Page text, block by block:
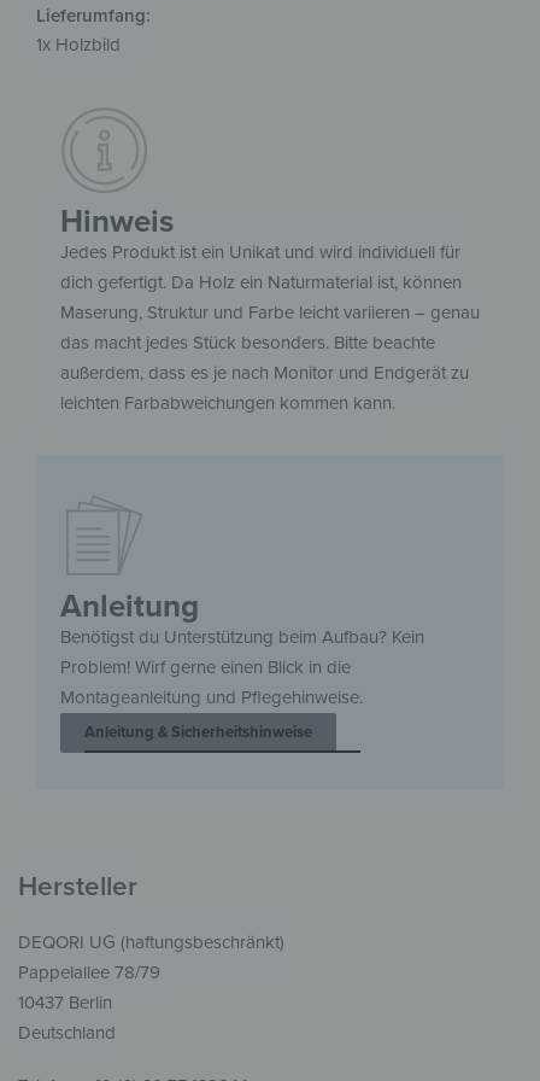
Lieferumfang:
1x Holzbild
Anleitung
Benötigst du Unterstützung beim Aufbau? Kein
Problem! Wirf gerne einen Blick in die
Montageanleitung und Pflegehinweise.
Anleitung & Sicherheitshinweise
Hinweis
Jedes Produkt ist ein Unikat und wird individuell für
dich gefertigt. Da Holz ein Naturmaterial ist, können
Maserung, Struktur und Farbe leicht variieren – genau
das macht jedes Stück besonders. Bitte beachte
außerdem, dass es je nach Monitor und Endgerät zu
leichten Farbabweichungen kommen kann.
Hersteller
DEQORI UG (haftungsbeschränkt)
Pappelallee 78/79
10437 Berlin
Deutschland